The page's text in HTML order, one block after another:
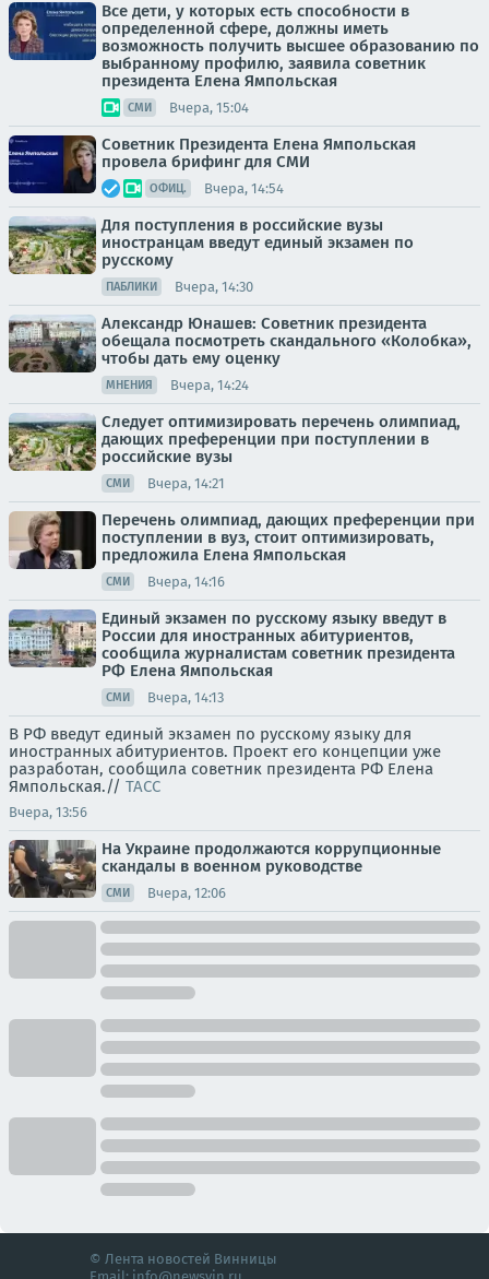
Все дети, у которых есть способности в
определенной сфере, должны иметь
возможность получить высшее образованию по
выбранному профилю, заявила советник
президента Елена Ямпольская
СМИ Вчера, 15:04
Советник Президента Елена Ямпольская
провела брифинг для СМИ
ОФИЦ. Вчера, 14:54
Для поступления в российские вузы
иностранцам введут единый экзамен по
русскому
ПАБЛИКИ Вчера, 14:30
Александр Юнашев: Советник президента
обещала посмотреть скандального «Колобка»,
чтобы дать ему оценку
МНЕНИЯ Вчера, 14:24
Следует оптимизировать перечень олимпиад,
дающих преференции при поступлении в
российские вузы
СМИ Вчера, 14:21
Перечень олимпиад, дающих преференции при
поступлении в вуз, стоит оптимизировать,
предложила Елена Ямпольская
СМИ Вчера, 14:16
Единый экзамен по русскому языку введут в
России для иностранных абитуриентов,
сообщила журналистам советник президента
РФ Елена Ямпольская
СМИ Вчера, 14:13
В РФ введут единый экзамен по русскому языку для
иностранных абитуриентов. Проект его концепции уже
разработан, сообщила советник президента РФ Елена
Ямпольская.// ТАСС
Вчера, 13:56
На Украине продолжаются коррупционные
скандалы в военном руководстве
СМИ Вчера, 12:06
© Лента новостей Винницы